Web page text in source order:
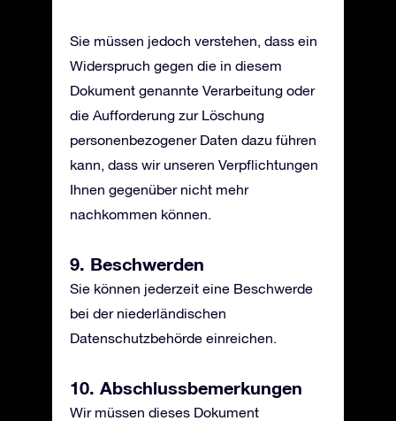
Sie müssen jedoch verstehen, dass ein
Widerspruch gegen die in diesem
Dokument genannte Verarbeitung oder
die Aufforderung zur Löschung
personenbezogener Daten dazu führen
kann, dass wir unseren Verpflichtungen
Ihnen gegenüber nicht mehr
nachkommen können.
9. Beschwerden
Sie können jederzeit eine Beschwerde
bei der niederländischen
Datenschutzbehörde einreichen.
10. Abschlussbemerkungen
Wir müssen dieses Dokument